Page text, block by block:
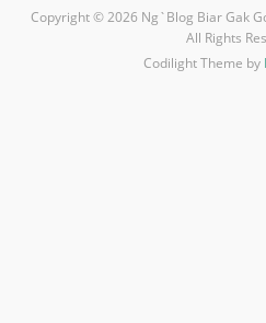
Copyright © 2026 Ng`Blog Biar Gak
All Rights
Codilight Theme by